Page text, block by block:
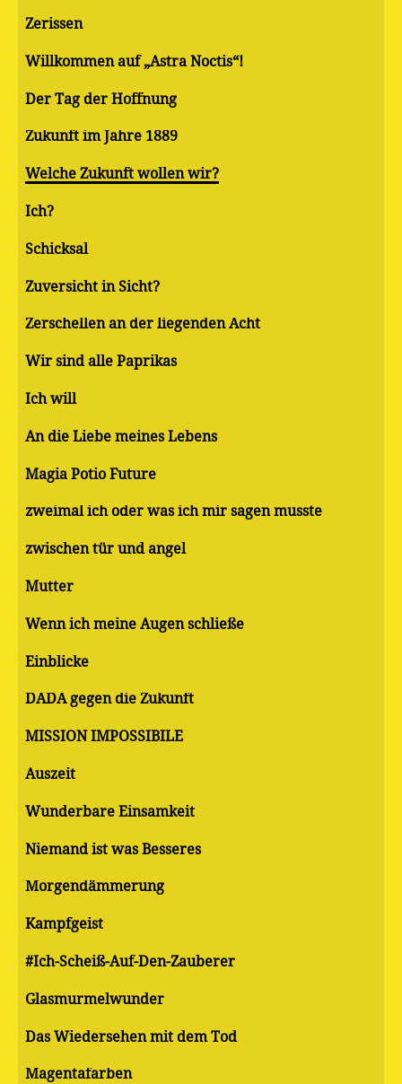
Zerissen
Willkommen auf „Astra Noctis“!
Der Tag der Hoffnung
Zukunft im Jahre 1889
Welche Zukunft wollen wir?
Ich?
Schicksal
Zuversicht in Sicht?
Zerschellen an der liegenden Acht
Wir sind alle Paprikas
Ich will
An die Liebe meines Lebens
Magia Potio Future
zweimal ich oder was ich mir sagen musste
zwischen tür und angel
Mutter
Wenn ich meine Augen schließe
Einblicke
DADA gegen die Zukunft
MISSION IMPOSSIBILE
Auszeit
Wunderbare Einsamkeit
Niemand ist was Besseres
Morgendämmerung
Kampfgeist
#Ich-Scheiß-Auf-Den-Zauberer
Glasmurmelwunder
Das Wiedersehen mit dem Tod
Magentafarben